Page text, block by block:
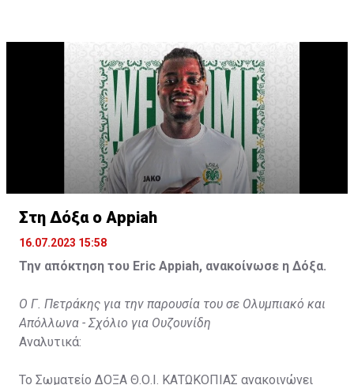
31χρονος άσος.
Στη Δόξα ο Appiah
16.07.2023 15:58
Την απόκτηση του Eric Appiah, ανακοίνωσε η Δόξα.
Ο Γ. Πετράκης για την παρουσία του σε Ολυμπιακό και
Απόλλωνα - Σχόλιο για Ουζουνίδη
Αναλυτικά:
Το Σωματείο ΔΟΞΑ Θ.Ο.Ι. ΚΑΤΩΚΟΠΙΑΣ ανακοινώνει